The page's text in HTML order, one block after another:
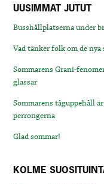
UUSIMMAT JUTUT
Busshållplatserna under
Vad tänker folk om de
Sommarens Grani-
glassar
Sommarens tåguppehåll
perrongerna
Glad sommar!
KOLME